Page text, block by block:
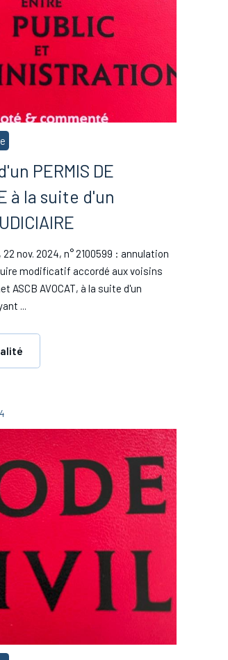
PERMIS DE
à la suite d'un
nov. 2024, n° 2100599 : annulation
modificatif accordé aux voisins
ASCB AVOCAT, à la suite d'un
...